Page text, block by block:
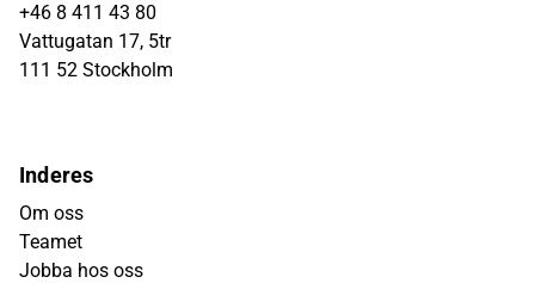
+46 8 411 43 80
Vattugatan 17, 5tr
111 52 Stockholm
Inderes
Om oss
Teamet
Jobba hos oss